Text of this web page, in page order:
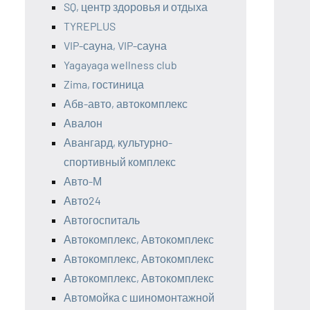
SQ, центр здоровья и отдыха
TYREPLUS
VIP-сауна, VIP-сауна
Yagayaga wellness club
Zima, гостиница
Абв-авто, автокомплекс
Авалон
Авангард, культурно-
спортивный комплекс
Авто-М
Авто24
Автогоспиталь
Автокомплекс, Автокомплекс
Автокомплекс, Автокомплекс
Автокомплекс, Автокомплекс
Автомойка с шиномонтажной